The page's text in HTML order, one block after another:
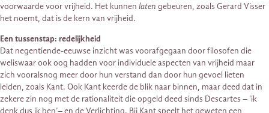
voorwaarde voor vrijheid. Het kunnen laten gebeuren, zoals Gerard Visser
het noemt, dat is de kern van vrijheid.
Een tussenstap: redelijkheid
Dat negentiende-eeuwse inzicht was voorafgegaan door filosofen die
weliswaar ook oog hadden voor individuele aspecten van vrijheid maar
zich vooralsnog meer door hun verstand dan door hun gevoel lieten
leiden, zoals Kant. Ook Kant keerde de blik naar binnen, maar deed dat in
zekere zin nog met de rationaliteit die opgeld deed sinds Descartes – ‘ik
denk dus ik ben’– en de Verlichting. Bij Kant speelt het geweten een